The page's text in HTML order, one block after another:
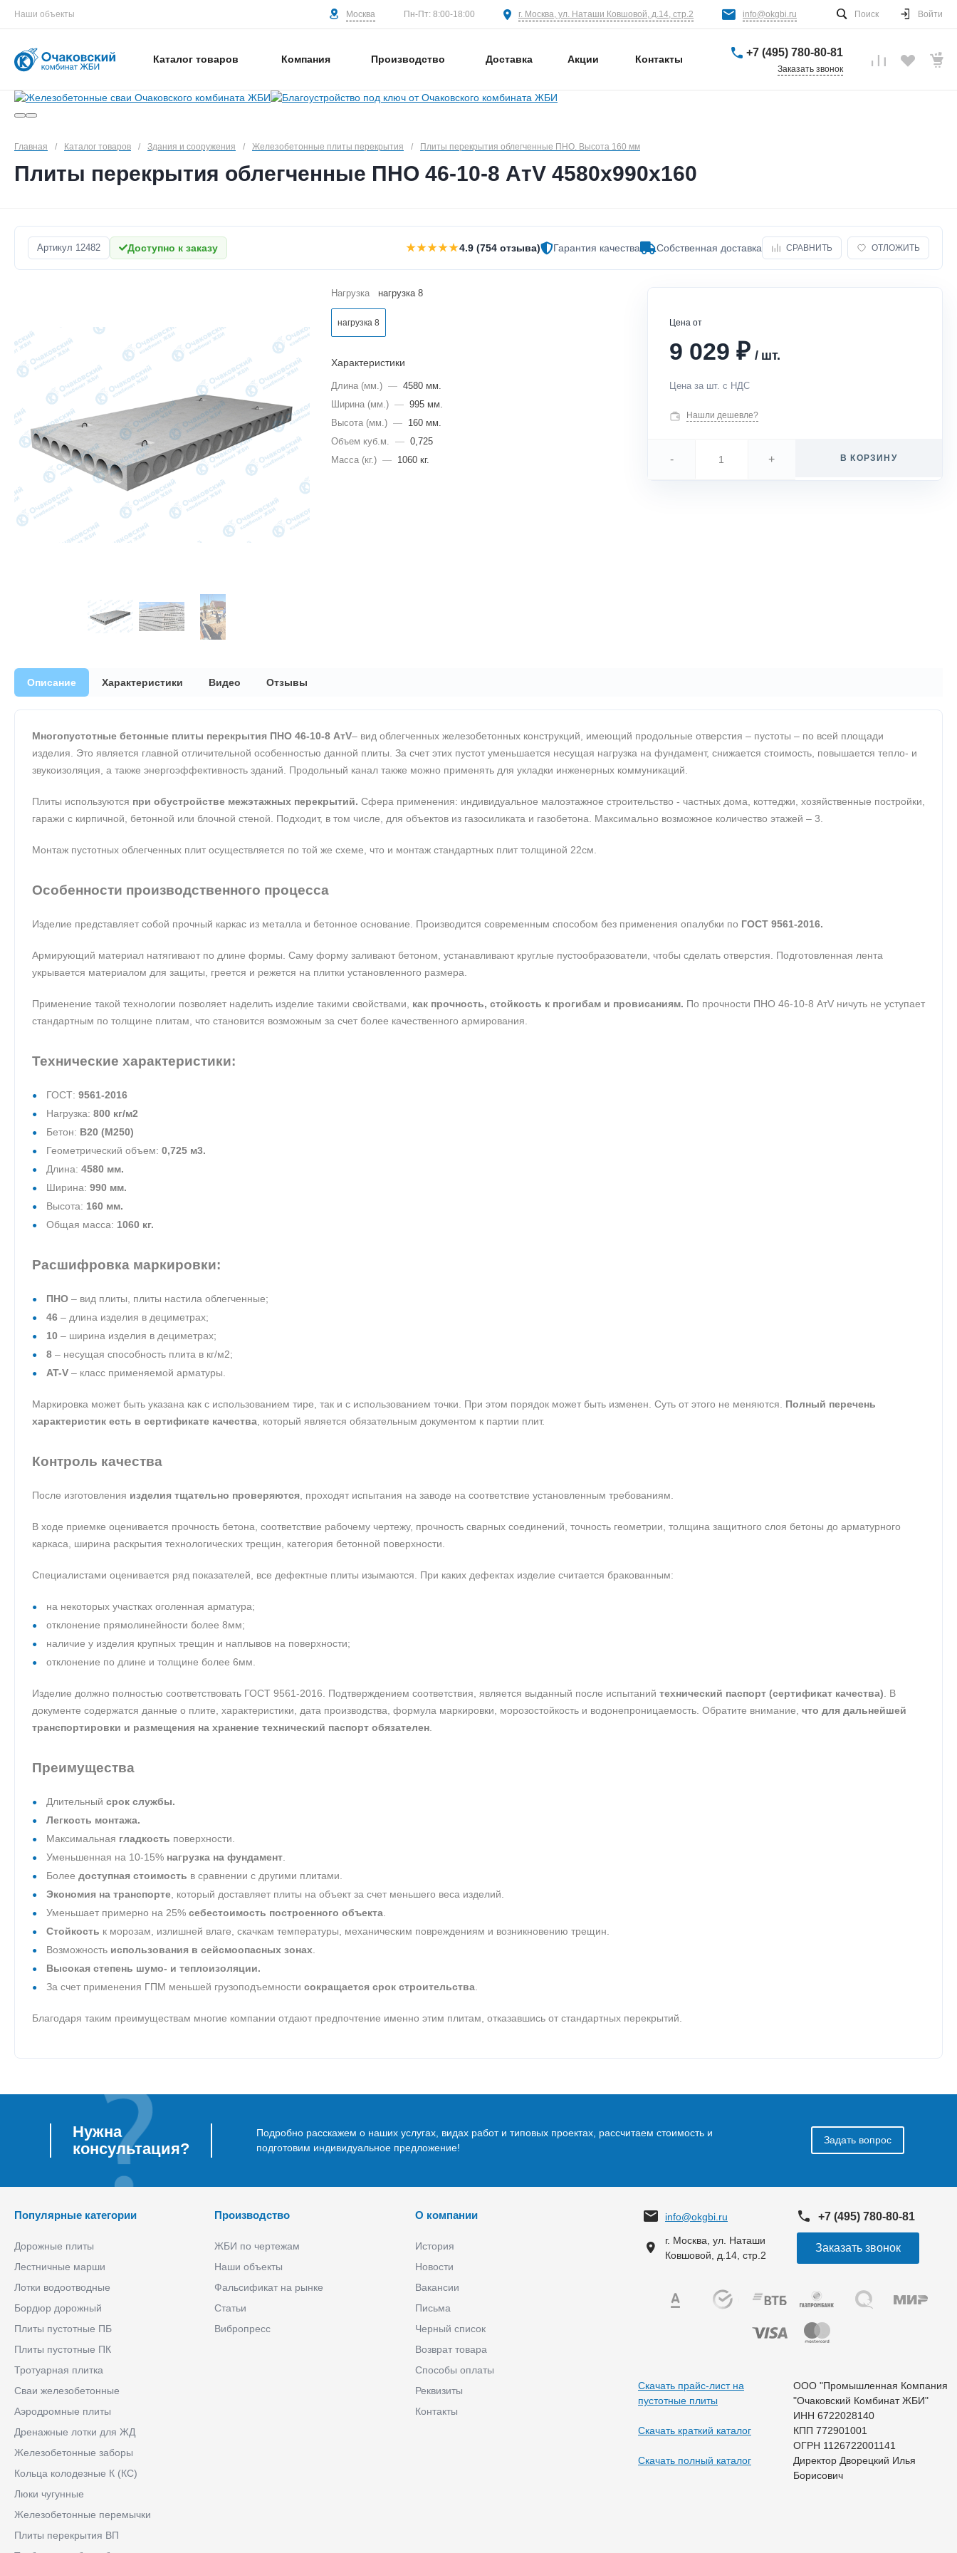
Наши объекты Москва Пн-Пт: 8:00-18:00 г. Москва, ул. Наташи Ковшовой, д.14, стр.2 info@okgbi.ru Поиск Войти
Каталог товаров Компания Производство Доставка Акции Контакты
+7 (495) 780-80-81
Заказать звонок
Главная / Каталог товаров / Здания и сооружения / Железобетонные плиты перекрытия / Плиты перекрытия облегченные ПНО. Высота 160 мм
Плиты перекрытия облегченные ПНО 46-10-8 АтV 4580х990х160
Артикул 12482 Доступно к заказу ★★★★★4.9 (754 отзыва) Гарантия качества Собственная доставка СРАВНИТЬ ОТЛОЖИТЬ
Нагрузка нагрузка 8
нагрузка 8
Характеристики
Длина (мм.) — 4580 мм.
Ширина (мм.) — 995 мм.
Высота (мм.) —
160 мм.
Объем куб.м. — 0,725
Масса (кг.) — 1060 кг.
Цена от
9 029₽ / шт.
Цена за шт. с НДС
Нашли дешевле?
- + В КОРЗИНУ
Описание Характеристики Видео Отзывы
Многопустотные бетонные плиты перекрытия ПНО 46-10-8 АтV– вид облегченных железобетонных конструкций, имеющий продольные отверстия – пустоты – по всей площади
изделия. Это является главной отличительной особенностью данной плиты. За счет этих пустот уменьшается несущая нагрузка на фундамент, снижается стоимость, повышается тепло- и
звукоизоляция, а также энергоэффективность зданий. Продольный канал также можно применять для укладки инженерных коммуникаций.
Плиты используются при обустройстве межэтажных перекрытий. Сфера применения: индивидуальное малоэтажное строительство - частных дома, коттеджи, хозяйственные постройки,
гаражи с кирпичной, бетонной или блочной стеной. Подходит, в том числе, для объектов из газосиликата и газобетона. Максимально возможное количество этажей – 3.
Монтаж пустотных облегченных плит осуществляется по той же схеме, что и монтаж стандартных плит толщиной 22см.
Особенности производственного процесса
Изделие представляет собой прочный каркас из металла и бетонное основание. Производится современным способом без применения опалубки по ГОСТ 9561-2016.
Армирующий материал натягивают по длине формы. Саму форму заливают бетоном, устанавливают круглые пустообразователи, чтобы сделать отверстия. Подготовленная лента
укрывается материалом для защиты, греется и режется на плитки установленного размера.
Применение такой технологии позволяет наделить изделие такими свойствами, как прочность, стойкость к прогибам и провисаниям. По прочности ПНО 46-10-8 АтV ничуть не уступает
стандартным по толщине плитам, что становится возможным за счет более качественного армирования.
Технические характеристики:
ГОСТ: 9561-2016
Нагрузка: 800 кг/м2
Бетон: В20 (М250)
Геометрический объем: 0,725 м3.
Длина: 4580 мм.
Ширина: 990 мм.
Высота: 160 мм.
Общая масса: 1060 кг.
Расшифровка маркировки:
ПНО – вид плиты, плиты настила облегченные;
46 – длина изделия в дециметрах;
10 – ширина изделия в дециметрах;
8 – несущая способность плита в кг/м2;
AT-V – класс применяемой арматуры.
Маркировка может быть указана как с использованием тире, так и с использованием точки. При этом порядок может быть изменен. Суть от этого не меняются. Полный перечень
характеристик есть в сертификате качества , который является обязательным документом к партии плит.
Контроль качества
После изготовления изделия тщательно проверяются , проходят испытания на заводе на соответствие установленным требованиям.
В ходе приемке оценивается прочность бетона, соответствие рабочему чертежу, прочность сварных соединений, точность геометрии, толщина защитного слоя бетоны до арматурного
каркаса, ширина раскрытия технологических трещин, категория бетонной поверхности.
Специалистами оценивается ряд показателей, все дефектные плиты изымаются. При каких дефектах изделие считается бракованным:
на некоторых участках оголенная арматура;
отклонение прямолинейности более 8мм;
наличие у изделия крупных трещин и наплывов на поверхности;
отклонение по длине и толщине более 6мм.
Изделие должно полностью соответствовать ГОСТ 9561-2016. Подтверждением соответствия, является выданный после испытаний технический паспорт (сертификат качества) . В
документе содержатся данные о плите, характеристики, дата производства, формула маркировки, морозостойкость и водонепроницаемость. Обратите внимание, что для дальнейшей
транспортировки и размещения на хранение технический паспорт обязателен
Преимущества
Длительный срок службы.
Легкость монтажа.
Максимальная гладкость поверхности.
Уменьшенная на 10-15% нагрузка на фундамент
Более доступная стоимость в сравнении с другими плитами.
Экономия на транспорте , который доставляет плиты на объект за счет меньшего веса изделий.
Уменьшает примерно на 25% себестоимость построенного объекта
Стойкость к морозам, излишней влаге, скачкам температуры, механическим повреждениям и возникновению трещин.
Возможность использования в сейсмоопасных зонах
Высокая степень шумо- и теплоизоляции.
За счет применения ГПМ меньшей грузоподъемности сокращается срок строительства
Благодаря таким преимуществам многие компании отдают предпочтение именно этим плитам, отказавшись от стандартных перекрытий.
Нужна
консультация?
Подробно расскажем о наших услугах, видах работ и типовых проектах, рассчитаем стоимость и
подготовим индивидуальное предложение!
Задать вопрос
Популярные категории
Дорожные плиты
Лестничные марши
Лотки водоотводные
Бордюр дорожный
Плиты пустотные ПБ
Плиты пустотные ПК
Тротуарная плитка
Сваи железобетонные
Аэродромные плиты
Дренажные лотки для ЖД
Железобетонные заборы
Кольца колодезные К (КС)
Люки чугунные
Железобетонные перемычки
Плиты перекрытия ВП
Производство
ЖБИ по чертежам
Наши объекты
Фальсификат на рынке
Статьи
Вибропресс
О компании
История
Новости
Вакансии
Письма
Черный список
Возврат товара
Способы оплаты
Реквизиты
Контакты
info@okgbi.ru +7 (495) 780-80-81
г. Москва, ул. Наташи
Ковшовой, д.14, стр.2
Заказать звонок
Скачать прайс-лист на
пустотные плиты
Скачать краткий каталог
Скачать полный каталог
ООО "Промышленная Компания
"Очаковский Комбинат ЖБИ"
ИНН 6722028140
КПП 772901001
ОГРН 1126722001141
Директор Дворецкий Илья
Борисович